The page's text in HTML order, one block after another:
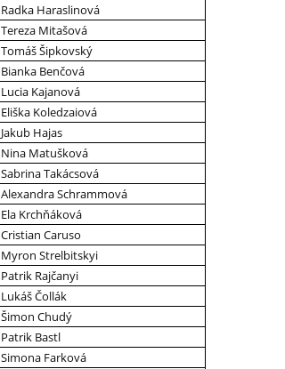
Radka Haraslinová
Tereza Mitašová
Tomáš Šipkovský
Bianka Benčová
Lucia Kajanová
Eliška Koledzaiová
Jakub Hajas
Nina Matušková
Sabrina Takácsová
Alexandra Schrammová
Ela Krchňáková
Cristian Caruso
Myron Strelbitskyi
Patrik Rajčanyi
Lukáš Čollák
Šimon Chudý
Patrik Bastl
Simona Farková